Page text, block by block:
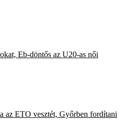
Eb-döntős az U20-as női
ETO vesztét, Győrben fordítani